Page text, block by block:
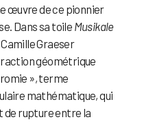
œuvre de ce pionnier
Dans sa toile Musikale
Graeser
géométrique
», terme
mathématique, qui
de rupture entre la